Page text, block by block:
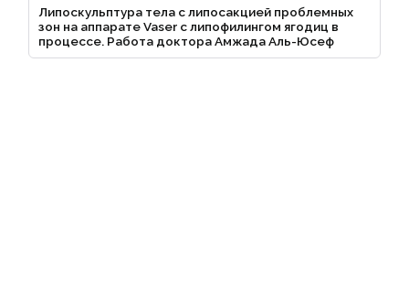
Липоскульптура тела с липосакцией проблемных
зон на аппарате Vaser с липофилингом ягодиц в
процессе. Работа доктора Амжада Аль-Юсеф